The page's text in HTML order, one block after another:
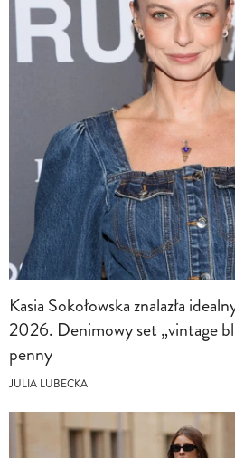
Kasia Sokołowska znalazła
2026. Denimowy set „vintage
penny
JULIA LUBECKA